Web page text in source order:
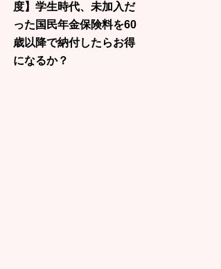
度】学生時代、未加入だ
った国民年金保険料を60
歳以降で納付したらお得
になるか？